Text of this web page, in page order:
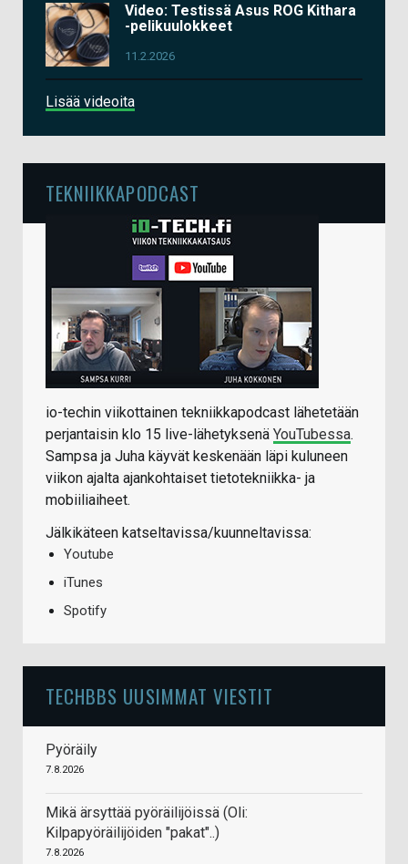
Video: Testissä Asus ROG Kithara
-pelikuulokkeet
11.2.2026
Lisää videoita
TEKNIIKKAPODCAST
io-techin viikottainen tekniikkapodcast lähetetään
perjantaisin klo 15 live-lähetyksenä YouTubessa.
Sampsa ja Juha käyvät keskenään läpi kuluneen
viikon ajalta ajankohtaiset tietotekniikka- ja
mobiiliaiheet.
Jälkikäteen katseltavissa/kuunneltavissa:
Youtube
iTunes
Spotify
TECHBBS UUSIMMAT VIESTIT
Pyöräily
7.8.2026
Mikä ärsyttää pyöräilijöissä (Oli:
Kilpapyöräilijöiden "pakat"..)
7.8.2026